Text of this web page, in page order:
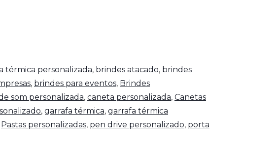
térmica personalizada, brindes atacado, brindes
, brindes para eventos, Brindes
som personalizada, caneta personalizada, Canetas
, garrafa térmica, garrafa térmica
Pastas personalizadas, pen drive personalizado, porta